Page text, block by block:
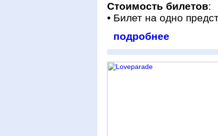
Стоимость билетов:
• Билет на одно
подробнее